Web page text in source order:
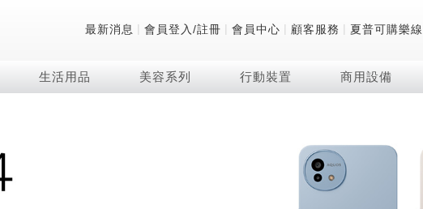
最新消息 | 會員登入/註冊 | 會員中心 | 顧客服務 | 夏普可購樂
生活用品 美容系列 行動裝置 商用設備
夏普量子臻原色
AQUOS 8K 第三代
2合1空氣清淨除濕機
高效除濕機
新型冠狀病毒抑制實證
無孔槽系列介紹
滾筒洗衣機/乾衣機
羽量級無線快充吸塵器
機械轉盤微波爐
電子轉盤微波爐
Soda Presso氣泡水機
低反射蛾眼面罩 TEKION COOLER 科技酷冷袋
頭皮手持按摩器